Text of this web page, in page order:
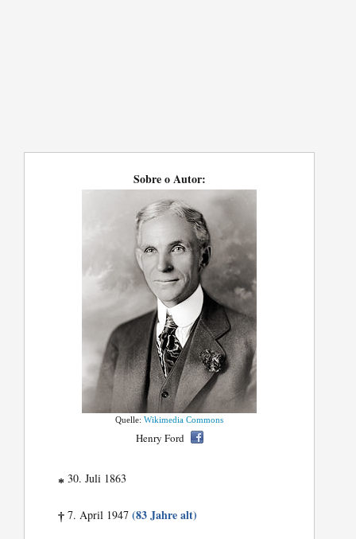
Sobre o Autor:
Quelle:Wikimedia Commons
Henry Ford
* 30. Juli 1863
† 7. April 1947(83 Jahre alt)